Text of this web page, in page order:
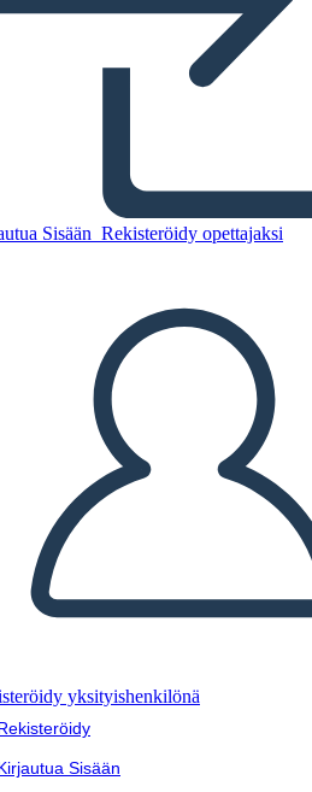
Sisään Rekisteröidy opettajaksi
yksityishenkilönä
Sisään
di Milkweed
DIAESITYS
LUE MINULLE